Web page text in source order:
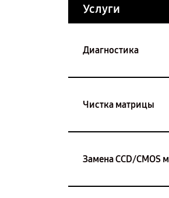
Услуги
Диагностика
Чистка матрицы
Замена CCD/CMOS